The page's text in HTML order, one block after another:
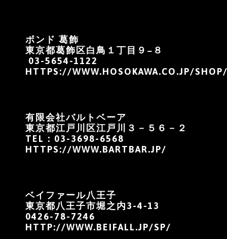
ボンド 葛飾
東京都葛飾区白鳥１丁目９−８
03-5654-1122
HTTPS://WWW.HOSOKAWA.CO.JP/
有限会社バルトベーア
東京都江戸川区江戸川３－５６－２
TEL：03-3698-6568
HTTPS://WWW.BARTBAR.JP/
ベイファール八王子
東京都八王子市堀之内3-4-13
0426-78-7246
HTTP://WWW.BEIFALL.JP/SP/